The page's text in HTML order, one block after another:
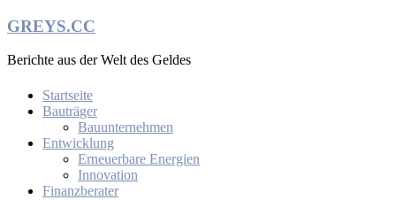
Zum
springen
GREYS.CC
Berichte aus der Welt des Geldes
Startseite
Bauträger
Bauunternehmen
Entwicklung
Erneuerbare Energien
Innovation
Finanzberater